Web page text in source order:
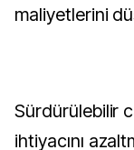
maliyetlerini
Sürdürülebilir
ihtiyacını